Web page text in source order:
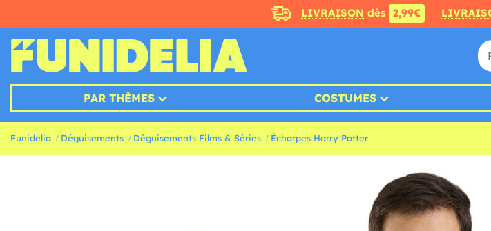
LIVRAISON dès 2,99€
PAR THÈMES COSTUMES
Funidelia Déguisements Déguisements Films & Séries Écharpes Harry Potter